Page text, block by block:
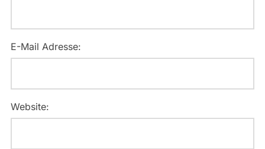
E-Mail Adresse:
Website: